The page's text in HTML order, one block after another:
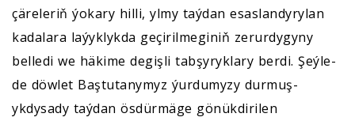
çäreleriň ýokary hilli, ylmy taýdan esaslandyrylan
kadalara laýyklykda geçirilmeginiň zerurdygyny
belledi we häkime degişli tabşyryklary berdi. Şeýle-
de döwlet Baştutanymyz ýurdumyzy durmuş-
ykdysady taýdan ösdürmäge gönükdirilen